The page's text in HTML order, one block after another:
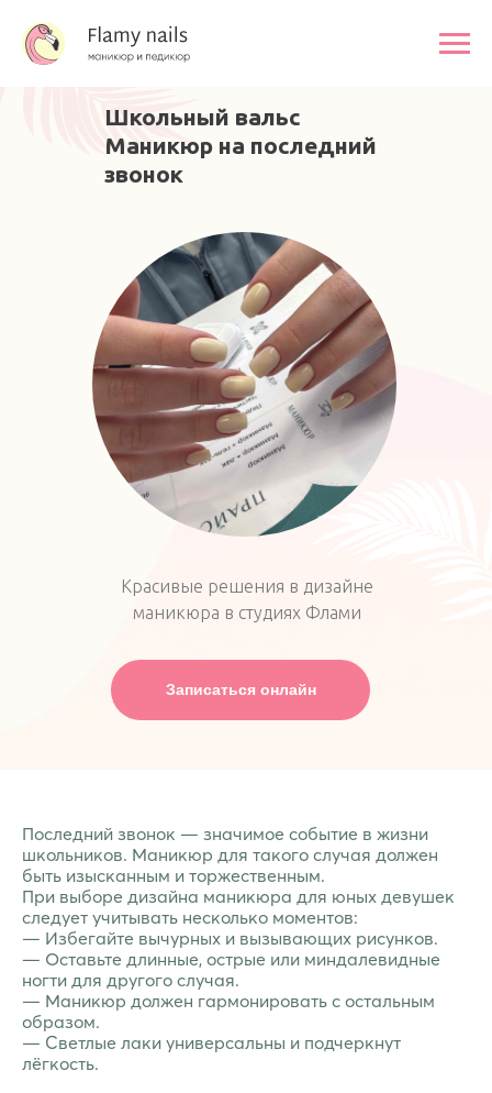
Школьный вальс
Маникюр на последний
звонок
Записаться онлайн
Красивые решения в дизайне
маникюра в студиях Флами
Последний звонок — значимое событие в жизни
школьников. Маникюр для такого случая должен
быть изысканным и торжественным.
При выборе дизайна маникюра для юных девушек
следует учитывать несколько моментов:
— Избегайте вычурных и вызывающих рисунков.
— Оставьте длинные, острые или миндалевидные
ногти для другого случая.
— Маникюр должен гармонировать с остальным
образом.
— Светлые лаки универсальны и подчеркнут
лёгкость.